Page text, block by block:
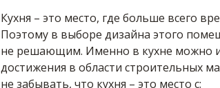
Кухня – это место, где больше всего
Поэтому в выборе дизайна этого
не решающим. Именно в кухне можно
достижения в области строительных
не забывать, что кухня – это место с: